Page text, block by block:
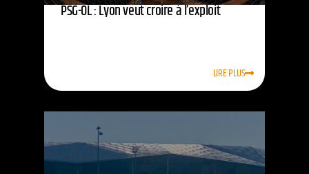
PSG-OL : Lyon veut croire à l’exploit
LIRE PLUS